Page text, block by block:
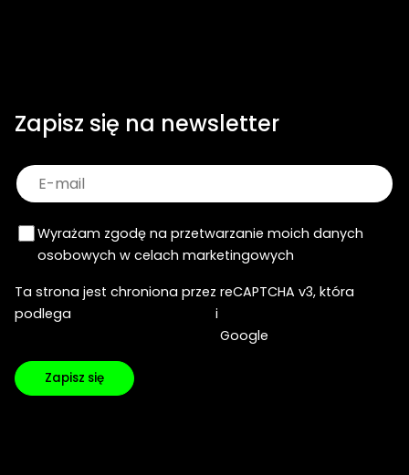
Zapisz się na newsletter
Wyrażam zgodę na przetwarzanie moich danych
osobowych w celach marketingowych
Ta strona jest chroniona przez reCAPTCHA v3, która
podlega
i
Google
Zapisz się